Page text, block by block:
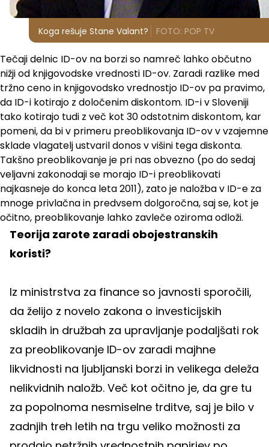
Koga rešuje Stane Valant? FOTO: POP TV
Tečaji delnic ID-ov na borzi so namreč lahko občutno
nižji od knjigovodske vrednosti ID-ov. Zaradi razlike med
tržno ceno in knjigovodsko vrednostjo ID-ov pa pravimo,
da ID-i kotirajo z določenim diskontom. ID-i v Sloveniji
tako kotirajo tudi z več kot 30 odstotnim diskontom, kar
pomeni, da bi v primeru preoblikovanja ID-ov v vzajemne
sklade vlagatelj ustvaril donos v višini tega diskonta.
Takšno preoblikovanje je pri nas obvezno (po do sedaj
veljavni zakonodaji se morajo ID-i preoblikovati
najkasneje do konca leta 2011), zato je naložba v ID-e za
mnoge privlačna in predvsem dolgoročna, saj se, kot je
očitno, preoblikovanje lahko zavleče oziroma odloži.
Teorija zarote zaradi obojestranskih
koristi?
Iz ministrstva za finance so javnosti sporočili,
da želijo z novelo zakona o investicijskih
skladih in družbah za upravljanje podaljšati rok
za preoblikovanje ID-ov zaradi majhne
likvidnosti na ljubljanski borzi in velikega deleža
nelikvidnih naložb. Več kot očitno je, da gre tu
za popolnoma nesmiselne trditve, saj je bilo v
zadnjih treh letih na trgu veliko možnosti za